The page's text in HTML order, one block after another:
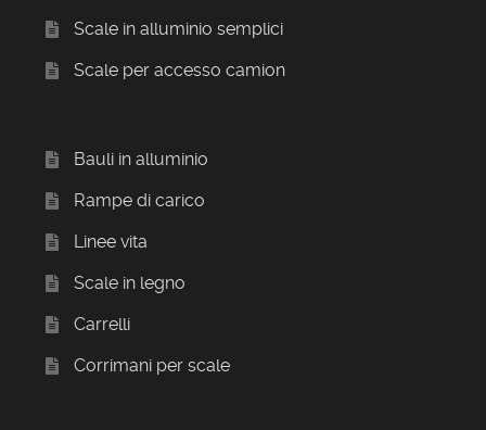
Scale in alluminio semplici
Scale per accesso camion
Bauli in alluminio
Rampe di carico
Linee vita
Scale in legno
Carrelli
Corrimani per scale